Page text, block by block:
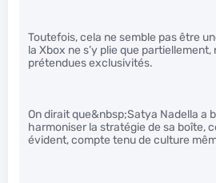
Toutefois, cela ne semble pas être
la Xbox ne s’y plie que
prétendues exclusivités.
On dirait que&nbsp;Satya Nadella a
harmoniser la stratégie de sa boîte,
évident, compte tenu de culture